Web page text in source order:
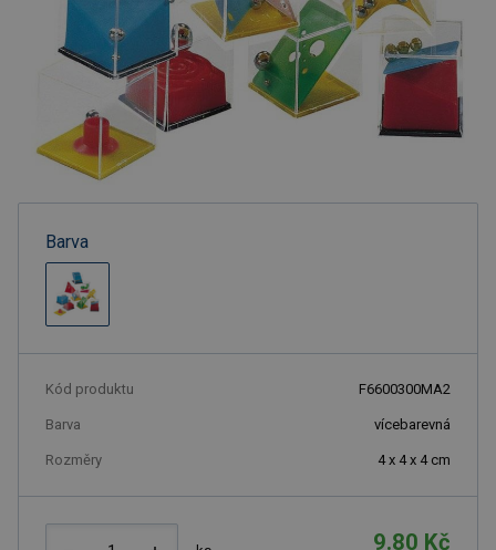
Barva
Kód produktu F6600300MA2
Barva vícebarevná
Rozměry 4 x 4 x 4 cm
9.80 Kč